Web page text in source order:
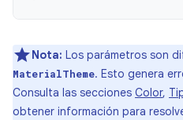
Nota: Los parámetros son
MaterialTheme. Esto genera
Consulta las secciones Color,
obtener información para